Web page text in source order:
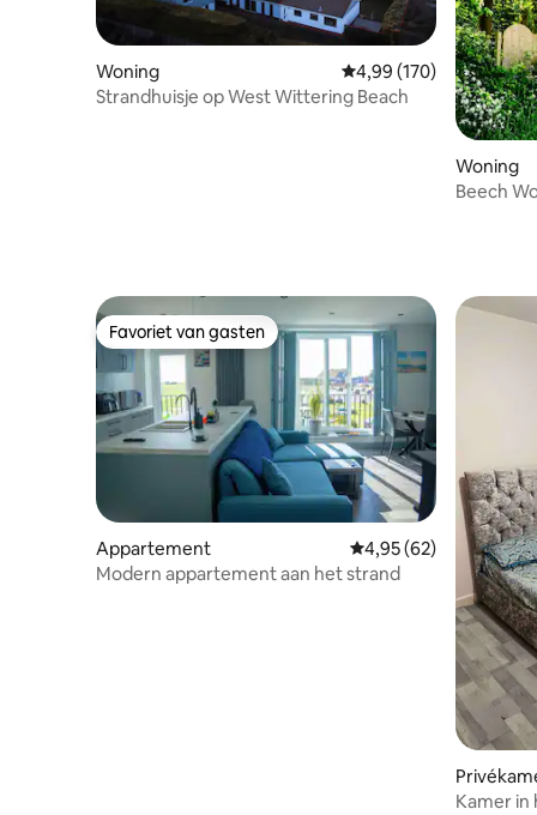
Woning Gemiddelde
4,99 (170)
Strandhuisje op West Wittering Beach
Woning
Beech
Favoriet van gasten
Favoriet van gasten
Appartement Gemiddelde
4,95 (62)
Modern appartement aan het strand
Kamer